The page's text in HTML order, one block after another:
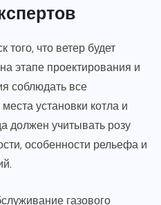
что ветер будет
этапе проектирования и
соблюдать все
установки котла и
должен учитывать розу
особенности рельефа и
газового